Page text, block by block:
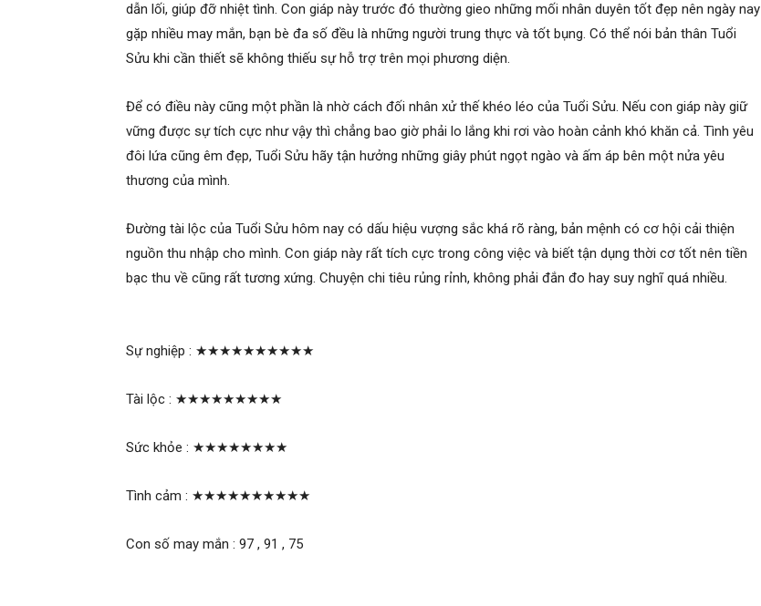
dẫn lối, giúp đỡ nhiệt tình. Con giáp này trước đó thường gieo những mối nhân duyên tốt đẹp nên ngày nay
gặp nhiều may mắn, bạn bè đa số đều là những người trung thực và tốt bụng. Có thể nói bản thân Tuổi
Sửu khi cần thiết sẽ không thiếu sự hỗ trợ trên mọi phương diện.
Để có điều này cũng một phần là nhờ cách đối nhân xử thế khéo léo của Tuổi Sửu. Nếu con giáp này giữ
vững được sự tích cực như vậy thì chẳng bao giờ phải lo lắng khi rơi vào hoàn cảnh khó khăn cả. Tình yêu
đôi lứa cũng êm đẹp, Tuổi Sửu hãy tận hưởng những giây phút ngọt ngào và ấm áp bên một nửa yêu
thương của mình.
Đường tài lộc của Tuổi Sửu hôm nay có dấu hiệu vượng sắc khá rõ ràng, bản mệnh có cơ hội cải thiện
nguồn thu nhập cho mình. Con giáp này rất tích cực trong công việc và biết tận dụng thời cơ tốt nên tiền
bạc thu về cũng rất tương xứng. Chuyện chi tiêu rủng rỉnh, không phải đắn đo hay suy nghĩ quá nhiều.
Sự nghiệp : ★★★★★★★★★★
Tài lộc : ★★★★★★★★★
Sức khỏe : ★★★★★★★★
Tình cảm : ★★★★★★★★★★
Con số may mắn : 97 , 91 , 75